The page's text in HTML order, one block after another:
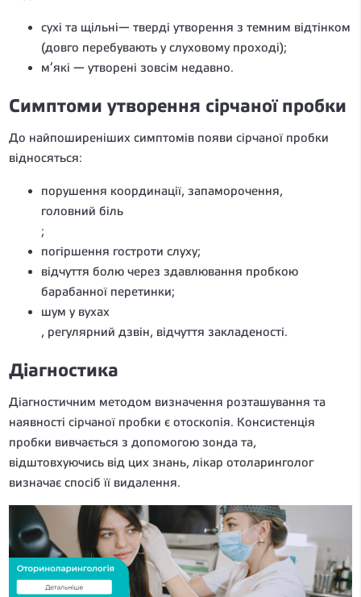
сухі та щільні— тверді утворення з темним відтінком
(довго перебувають у слуховому проході);
м’які — утворені зовсім недавно.
Симптоми утворення сірчаної пробки
До найпоширеніших симптомів появи сірчаної пробки
відносяться:
порушення координації, запаморочення,
головний біль
;
погіршення гостроти слуху;
відчуття болю через здавлювання пробкою
барабанної перетинки;
шум у вухах
, регулярний дзвін, відчуття закладеності.
Діагностика
Діагностичним методом визначення розташування та
наявності сірчаної пробки є отоскопія. Консистенція
пробки вивчається з допомогою зонда та,
відштовхуючись від цих знань, лікар отоларинголог
визначає спосіб її видалення.